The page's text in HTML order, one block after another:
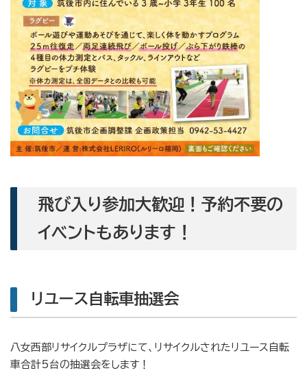
飛び入り参加大歓迎！予約不要の
イベントもあります！
リユース自転車抽選会
八女西部リサイクルプラザにて、リサイクルされたリユース自転
車合計5台の抽選会をします！